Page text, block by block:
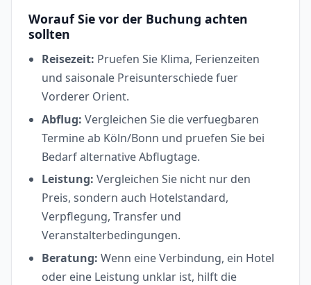
Worauf Sie vor der Buchung achten
sollten
Reisezeit: Pruefen Sie Klima, Ferienzeiten
und saisonale Preisunterschiede fuer
Vorderer Orient.
Abflug: Vergleichen Sie die verfuegbaren
Termine ab Köln/Bonn und pruefen Sie bei
Bedarf alternative Abflugtage.
Leistung: Vergleichen Sie nicht nur den
Preis, sondern auch Hotelstandard,
Verpflegung, Transfer und
Veranstalterbedingungen.
Beratung: Wenn eine Verbindung, ein Hotel
oder eine Leistung unklar ist, hilft die